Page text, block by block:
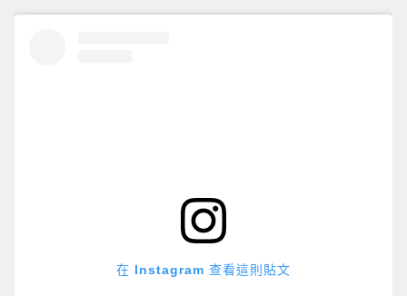
在 Instagram 查看這則貼文